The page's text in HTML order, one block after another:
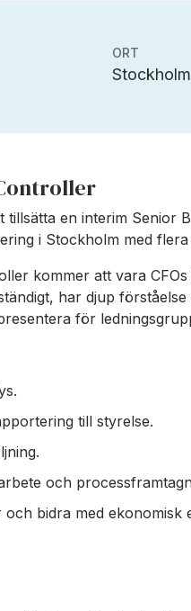
ORT
Stockholm
en interim Senior
i Stockholm med
kommer att vara
har djup
för
till styrelse.
och
och bidra med ekonomisk